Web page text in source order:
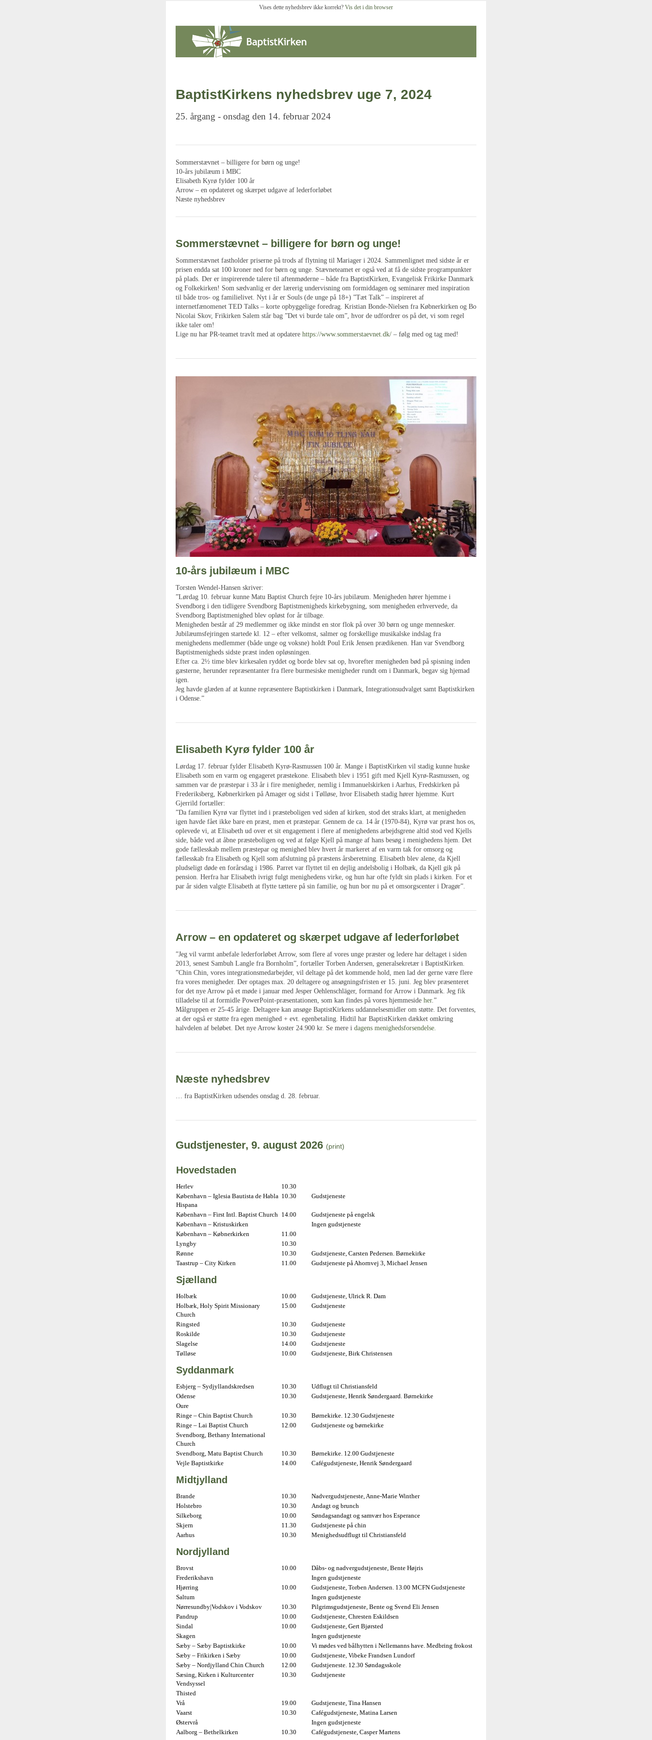
Vises dette nyhedsbrev ikke korrekt? Vis det i din browser
BaptistKirkens nyhedsbrev uge 7, 2024
25. årgang - onsdag den 14. februar 2024
Sommerstævnet – billigere for børn og unge!
10-års jubilæum i MBC
Elisabeth Kyrø fylder 100 år
Arrow – en opdateret og skærpet udgave af lederforløbet
Næste nyhedsbrev
Sommerstævnet – billigere for børn og unge!
Sommerstævnet fastholder priserne på trods af flytning til Mariager i 2024. Sammenlignet med sidste år er
prisen endda sat 100 kroner ned for børn og unge. Stævneteamet er også ved at få de sidste programpunkter
på plads. Der er inspirerende talere til aftenmøderne – både fra BaptistKirken, Evangelisk Frikirke Danmark
og Folkekirken! Som sædvanlig er der lærerig undervisning om formiddagen og seminarer med inspiration
til både tros- og familielivet. Nyt i år er Souls (de unge på 18+) ”Tæt Talk” – inspireret af
internetfænomenet TED Talks – korte opbyggelige foredrag. Kristian Bonde-Nielsen fra Købnerkirken og Bo
Nicolai Skov, Frikirken Salem står bag ”Det vi burde tale om”, hvor de udfordrer os på det, vi som regel
ikke taler om!
Lige nu har PR-teamet travlt med at opdatere https://www.sommerstaevnet.dk/ – følg med og tag med!
10-års jubilæum i MBC
Torsten Wendel-Hansen skriver:
”Lørdag 10. februar kunne Matu Baptist Church fejre 10-års jubilæum. Menigheden hører hjemme i
Svendborg i den tidligere Svendborg Baptistmenigheds kirkebygning, som menigheden erhvervede, da
Svendborg Baptistmenighed blev opløst for år tilbage.
Menigheden består af 29 medlemmer og ikke mindst en stor flok på over 30 børn og unge mennesker.
Jubilæumsfejringen startede kl. 12 – efter velkomst, salmer og forskellige musikalske indslag fra
menighedens medlemmer (både unge og voksne) holdt Poul Erik Jensen prædikenen. Han var Svendborg
Baptistmenigheds sidste præst inden opløsningen.
Efter ca. 2½ time blev kirkesalen ryddet og borde blev sat op, hvorefter menigheden bød på spisning inden
gæsterne, herunder repræsentanter fra flere burmesiske menigheder rundt om i Danmark, begav sig hjemad
igen.
Jeg havde glæden af at kunne repræsentere Baptistkirken i Danmark, Integrationsudvalget samt Baptistkirken
i Odense.”
Elisabeth Kyrø fylder 100 år
Lørdag 17. februar fylder Elisabeth Kyrø-Rasmussen 100 år. Mange i BaptistKirken vil stadig kunne huske
Elisabeth som en varm og engageret præstekone. Elisabeth blev i 1951 gift med Kjell Kyrø-Rasmussen, og
sammen var de præstepar i 33 år i fire menigheder, nemlig i Immanuelskirken i Aarhus, Fredskirken på
Frederiksberg, Købnerkirken på Amager og sidst i Tølløse, hvor Elisabeth stadig hører hjemme. Kurt
Gjerrild fortæller:
”Da familien Kyrø var flyttet ind i præsteboligen ved siden af kirken, stod det straks klart, at menigheden
igen havde fået ikke bare en præst, men et præstepar. Gennem de ca. 14 år (1970-84), Kyrø var præst hos os,
oplevede vi, at Elisabeth ud over et sit engagement i flere af menighedens arbejdsgrene altid stod ved Kjells
side, både ved at åbne præsteboligen og ved at følge Kjell på mange af hans besøg i menighedens hjem. Det
gode fællesskab mellem præstepar og menighed blev hvert år markeret af en varm tak for omsorg og
fællesskab fra Elisabeth og Kjell som afslutning på præstens årsberetning. Elisabeth blev alene, da Kjell
pludseligt døde en forårsdag i 1986. Parret var flyttet til en dejlig andelsbolig i Holbæk, da Kjell gik på
pension. Herfra har Elisabeth ivrigt fulgt menighedens virke, og hun har ofte fyldt sin plads i kirken. For et
par år siden valgte Elisabeth at flytte tættere på sin familie, og hun bor nu på et omsorgscenter i Dragør”.
Arrow – en opdateret og skærpet udgave af lederforløbet
”Jeg vil varmt anbefale lederforløbet Arrow, som flere af vores unge præster og ledere har deltaget i siden
2013, senest Sambuh Langle fra Bornholm”, fortæller Torben Andersen, generalsekretær i BaptistKirken.
”Chin Chin, vores integrationsmedarbejder, vil deltage på det kommende hold, men lad der gerne være flere
fra vores menigheder. Der optages max. 20 deltagere og ansøgningsfristen er 15. juni. Jeg blev præsenteret
for det nye Arrow på et møde i januar med Jesper Oehlenschläger, formand for Arrow i Danmark. Jeg fik
tilladelse til at formidle PowerPoint-præsentationen, som kan findes på vores hjemmeside her.”
Målgruppen er 25-45 årige. Deltagere kan ansøge BaptistKirkens uddannelsesmidler om støtte. Det forventes,
at der også er støtte fra egen menighed + evt. egenbetaling. Hidtil har BaptistKirken dækket omkring
halvdelen af beløbet. Det nye Arrow koster 24.900 kr. Se mere i dagens menighedsforsendelse.
Næste nyhedsbrev
… fra BaptistKirken udsendes onsdag d. 28. februar.
Gudstjenester, 9. august 2026 (print)
Hovedstaden
Herlev
10.30
København – Iglesia Bautista de Habla
Hispana
10.30 Gudstjeneste
København – First Intl. Baptist Church 14.00
Gudstjeneste på engelsk
København – Kristuskirken
Ingen gudstjeneste
København – Købnerkirken
11.00
Lyngby
10.30
Rønne
10.30
Gudstjeneste, Carsten Pedersen. Børnekirke
Taastrup – City Kirken
11.00 Gudstjeneste på Ahornvej 3, Michael Jensen
Sjælland
Holbæk 10.00
Gudstjeneste, Ulrick R. Dam
Holbæk, Holy Spirit Missionary
Church
15.00 Gudstjeneste
Ringsted 10.30
Gudstjeneste
Roskilde
10.30
Gudstjeneste
Slagelse
14.00
Gudstjeneste
Tølløse
10.00 Gudstjeneste, Birk Christensen
Syddanmark
Esbjerg – Sydjyllandskredsen 10.30
Udflugt til Christiansfeld
Odense
10.30
Gudstjeneste, Henrik Søndergaard. Børnekirke
Oure
Ringe – Chin Baptist Church
10.30
Børnekirke. 12.30 Gudstjeneste
Ringe – Lai Baptist Church
12.00
Gudstjeneste og børnekirke
Svendborg, Bethany International
Church
Svendborg, Matu Baptist Church
10.30
Børnekirke. 12.00 Gudstjeneste
Vejle Baptistkirke
14.00 Cafégudstjeneste, Henrik Søndergaard
Midtjylland
Brande 10.30
Nadvergudstjeneste, Anne-Marie Winther
Holstebro
10.30
Andagt og brunch
Silkeborg
10.00
Søndagsandagt og samvær hos Esperance
Skjern
11.30
Gudstjeneste på chin
Aarhus
10.30 Menighedsudflugt til Christiansfeld
Nordjylland
Brovst 10.00
Dåbs- og nadvergudstjeneste, Bente Højris
Frederikshavn
Ingen gudstjeneste
Hjørring
10.00
Gudstjeneste, Torben Andersen. 13.00 MCFN Gudstjeneste
Saltum
Ingen gudstjeneste
Nørresundby|Vodskov i Vodskov
10.30
Pilgrimsgudstjeneste, Bente og Svend Eli Jensen
Pandrup
10.00
Gudstjeneste, Chresten Eskildsen
Sindal
10.00
Gudstjeneste, Gert Bjørsted
Skagen
Ingen gudstjeneste
Sæby – Sæby Baptistkirke
10.00
Vi mødes ved bålhytten i Nellemanns have. Medbring frokost
Sæby – Frikirken i Sæby
10.00
Gudstjeneste, Vibeke Frandsen Lundorf
Sæby – Nordjylland Chin Church
12.00
Gudstjeneste. 12.30 Søndagsskole
Sæsing, Kirken i Kulturcenter
Vendsyssel
10.30 Gudstjeneste
Thisted
Vrå
19.00
Gudstjeneste, Tina Hansen
Vaarst
10.30
Cafégudstjeneste, Matina Larsen
Østervrå
Ingen gudstjeneste
Aalborg – Bethelkirken
10.30 Cafégudstjeneste, Casper Martens